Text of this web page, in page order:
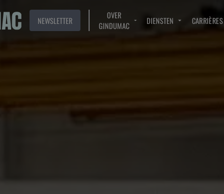
NEWSLETTER
OVER
GINDUMAC
DIENSTEN CARRIÈRES